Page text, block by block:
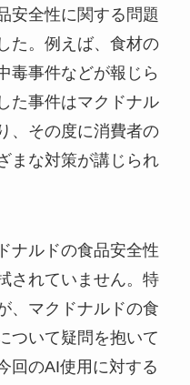
安全性に関する問題
た。例えば、食材の
毒事件などが報じら
た事件はマクドナル
、その度に消費者の
まな対策が講じられ
ナルドの食品安全性
されていません。特
、マクドナルドの食
ついて疑問を抱いて
回のAI使用に対する